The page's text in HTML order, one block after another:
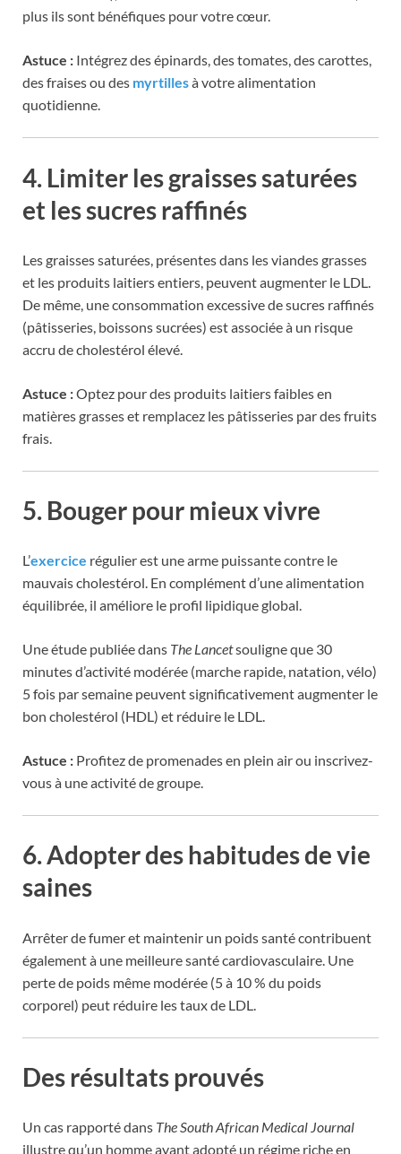
plus ils sont bénéfiques pour votre cœur.
Astuce : Intégrez des épinards, des tomates, des carottes,
des fraises ou des myrtillesà votre alimentation
quotidienne.
4. Limiter les graisses saturées
et les sucres raffinés
Les graisses saturées, présentes dans les viandes grasses
et les produits laitiers entiers, peuvent augmenter le LDL.
De même, une consommation excessive de sucres raffinés
(pâtisseries, boissons sucrées) est associée à un risque
accru de cholestérol élevé.
Astuce :Optez pour des produits laitiers faibles en
matières grasses et remplacez les pâtisseries par des fruits
frais.
5. Bouger pour mieux vivre
L’exercice régulier est une arme puissante contre le
mauvais cholestérol. En complément d’une alimentation
équilibrée, il améliore le profil lipidique global.
Une étude publiée dans The Lancetsouligne que 30
minutes d’activité modérée (marche rapide, natation, vélo)
5 fois par semaine peuvent significativement augmenter le
bon cholestérol (HDL) et réduire le LDL.
Astuce : Profitez de promenades en plein air ou inscrivez-
vous à une activité de groupe.
6. Adopter des habitudes de vie
saines
Arrêter de fumer et maintenir un poids santé contribuent
également à une meilleure santé cardiovasculaire. Une
perte de poids même modérée (5 à 10 % du poids
corporel) peut réduire les taux de LDL.
Des résultats prouvés
Un cas rapporté dans The South African Medical Journal
illustre qu’un homme ayant adopté un régime riche en